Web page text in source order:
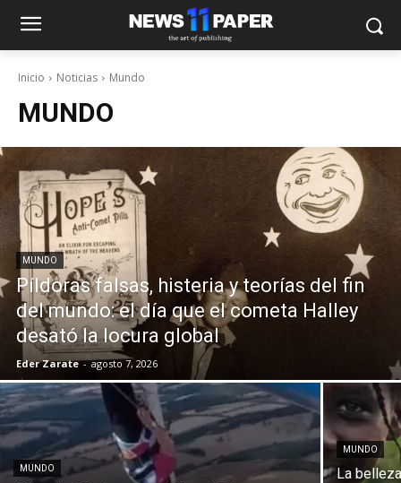
Inicio Noticias Mundo
MUNDO
MUNDO
Píldoras falsas, histeria y teorías del fin
del mundo: el día que el cometa Halley
desató la locura global
Eder Zarate - agosto 7, 2026
MUNDO
MUNDO
La